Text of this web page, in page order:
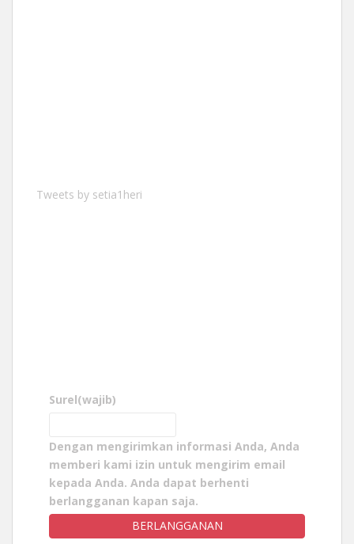
Tweets by setia1heri
Surel(wajib)
Dengan mengirimkan informasi Anda, Anda
memberi kami izin untuk mengirim email
kepada Anda. Anda dapat berhenti
berlangganan kapan saja.
BERLANGGANAN